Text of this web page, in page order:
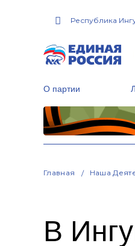
Республика
О партии
Главная Наша
В